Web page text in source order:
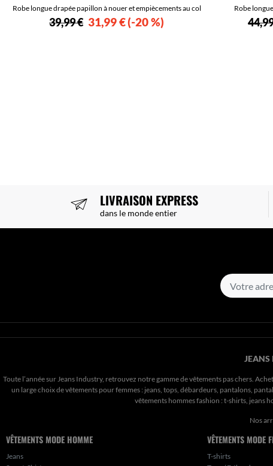
Robe longue drapée papillon à nouer et empiècements au col
39,99 € 31,99 € -20 %
Robe
LIVRAISON EXPRESS
dans le monde entier
Toute l’année sur Jeans Industry, retrouvez notre gamme de vêtements pas chers.
un large choix de vêtements pour femmes : jeans, tops, débardeurs, pantalons,
vêtements hommes fashion : t-shirts, jeans
Nos
VÊTEMENTS MODE HOMME
Jeans
VÊTEMENTS MODE
T-shirts